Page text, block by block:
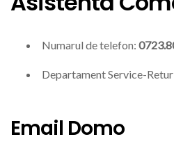
Numarul de telefon:
Departament Service-
Email Domo